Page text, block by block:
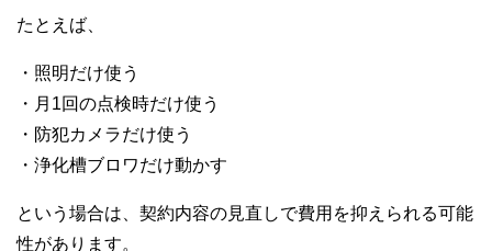
たとえば、
・照明だけ使う
・月1回の点検時だけ使う
・防犯カメラだけ使う
・浄化槽ブロワだけ動かす
という場合は、契約内容の見直しで費用を抑えられる可能
性があります。